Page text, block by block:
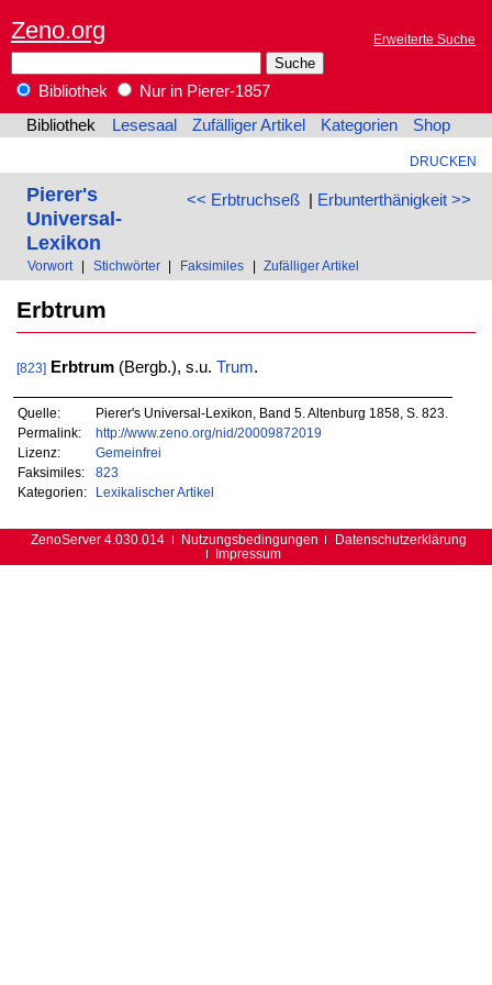
Zeno.org Erweiterte Suche
Bibliothek
Nur in Pierer-1857
Bibliothek
Lesesaal Zufälliger Artikel Kategorien Shop
DRUCKEN
<< Erbtruchseß| Erbunterthänigkeit >>
Pierer's
Universal-
Lexikon
Vorwort Stichwörter Faksimiles Zufälliger Artikel
Erbtrum
[823] Erbtrum(Bergb.), s.u. Trum.
Quelle:
Pierer's Universal-Lexikon, Band 5. Altenburg 1858, S. 823.
Permalink:
http://www.zeno.org/nid/20009872019
Lizenz:
Gemeinfrei
Faksimiles:
823
Kategorien:
Lexikalischer Artikel
ZenoServer 4.030.014 Nutzungsbedingungen
Datenschutzerklärung
Impressum